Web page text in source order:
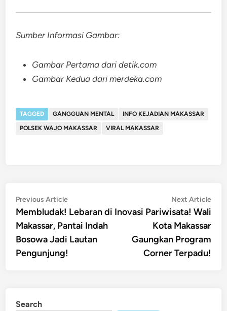
Sumber Informasi Gambar:
Gambar Pertama dari detik.com
Gambar Kedua dari merdeka.com
TAGGED GANGGUAN MENTAL
INFO KEJADIAN MAKASSAR
POLSEK WAJO MAKASSAR
VIRAL MAKASSAR
Post
navigation
Previous ArticlePrevious
article:
Membludak! Lebaran di
Makassar, Pantai Indah
Bosowa Jadi Lautan
Pengunjung!
Next Article
Inovasi Pariwisata! Wali
Kota Makassar
Gaungkan Program
Corner Terpadu!
Search